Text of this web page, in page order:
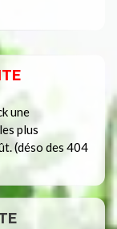
une
plus
(déso des 404